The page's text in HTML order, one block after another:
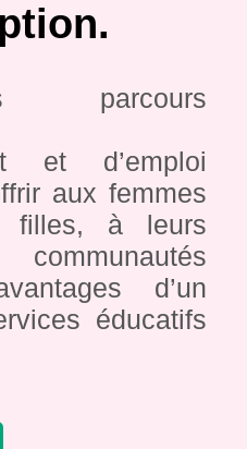
parcours
et d’emploi
aux femmes
filles, à leurs
d’un
éducatifs